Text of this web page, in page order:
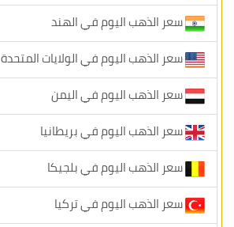
سعر الذهب اليوم في الهند
سعر الذهب اليوم في الولايات المتحدة
سعر الذهب اليوم في اليمن
سعر الذهب اليوم في بريطانيا
سعر الذهب اليوم في بلجيكا
سعر الذهب اليوم في تركيا